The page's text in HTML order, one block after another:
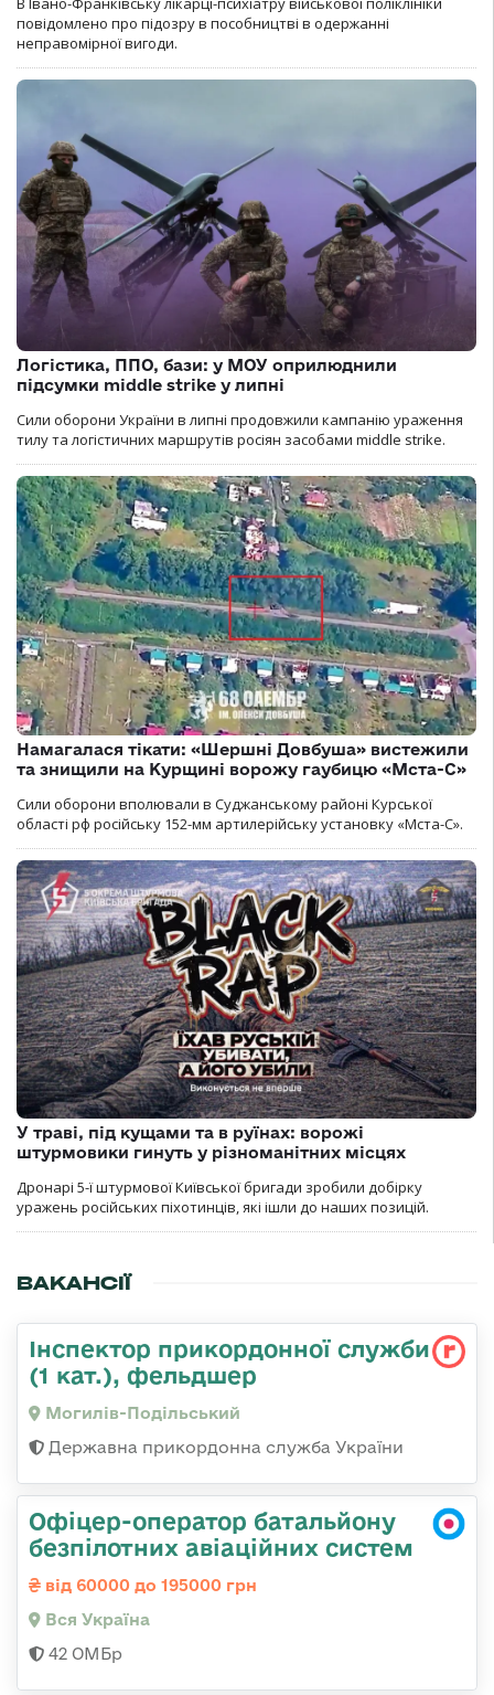
повідомлено про підозру в пособництві в одержанні
неправомірної вигоди.
Логістика, ППО, бази: у МОУ оприлюднили
підсумки middle strike у липні
Сили оборони України в липні продовжили кампанію ураження
тилу та логістичних маршрутів росіян засобами middle strike.
Намагалася тікати: «Шершні Довбуша» вистежили
та знищили на Курщині ворожу гаубицю «Мста-С»
Сили оборони вполювали в Суджанському районі Курської
області рф російську 152-мм артилерійську установку «Мста-С».
У траві, під кущами та в руїнах: ворожі
штурмовики гинуть у різноманітних місцях
Дронарі 5-ї штурмової Київської бригади зробили добірку
уражень російських піхотинців, які ішли до наших позицій.
ВАКАНСІЇ
Інспектор прикордонної служби
(1 кат.), фельдшер
Могилів-Подільський
Державна прикордонна служба України
Офіцер-оператор батальйону
безпілотних авіаційних систем
від 60000 до 195000 грн
Вся Україна
42 ОМБр